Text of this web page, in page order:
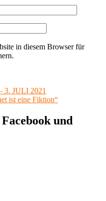
in diesem Browser für
3. JULI 2021
ist eine Fiktion“
und